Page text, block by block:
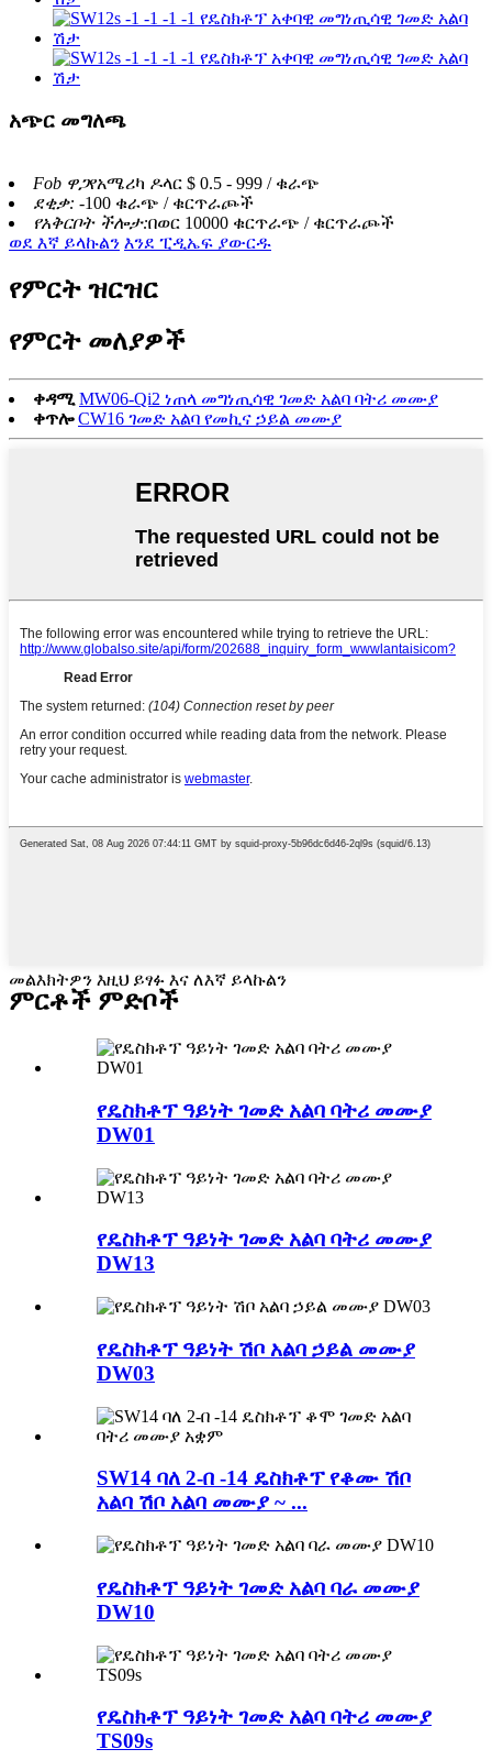
አጭር መግለጫ
Fob ዋጋየአሜሪካ ዶላር $ 0.5 - 999 / ቁራጭ
ደቂቃ: -100 ቁራጭ / ቁርጥራጮች
የአቅርቦት ችሎታ:በወር 10000 ቁርጥራጭ / ቁርጥራጮች
ወደ እኛ ይላኩልን እንደ ፒዲኤፍ ያውርዱ
የምርት ዝርዝር
የምርት መለያዎች
ቀዳሚ MW06-Qi2 ነጠላ መግነጢሳዊ ገመድ አልባ ባትሪ መሙያ
ቀጥሎ CW16 ገመድ አልባ የመኪና ኃይል መሙያ
መልእክትዎን እዚህ ይፃፉ እና ለእኛ ይላኩልን
ምርቶች ምድቦች
የዴስክቶፕ ዓይነት ገመድ አልባ ባትሪ መሙያ
DW01
የዴስክቶፕ ዓይነት ገመድ አልባ ባትሪ መሙያ
DW13
የዴስክቶፕ ዓይነት ሽቦ አልባ ኃይል መሙያ
DW03
SW14 ባለ 2-በ -14 ዴስክቶፕ የቆሙ ሽቦ
አልባ ሽቦ አልባ መሙያ ~ ...
የዴስክቶፕ ዓይነት ገመድ አልባ ባራ መሙያ
DW10
የዴስክቶፕ ዓይነት ገመድ አልባ ባትሪ መሙያ
TS09s